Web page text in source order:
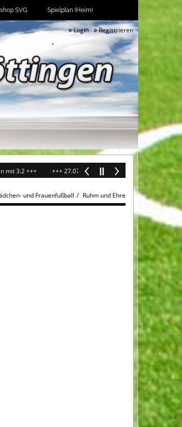
SVG Spielplan (Heim)
Login Registrieren
+++ 27.07.2026: Oberliga-Frauen im Test erfolgreich 5:2
und Frauenfußball Ruhm und Ehre